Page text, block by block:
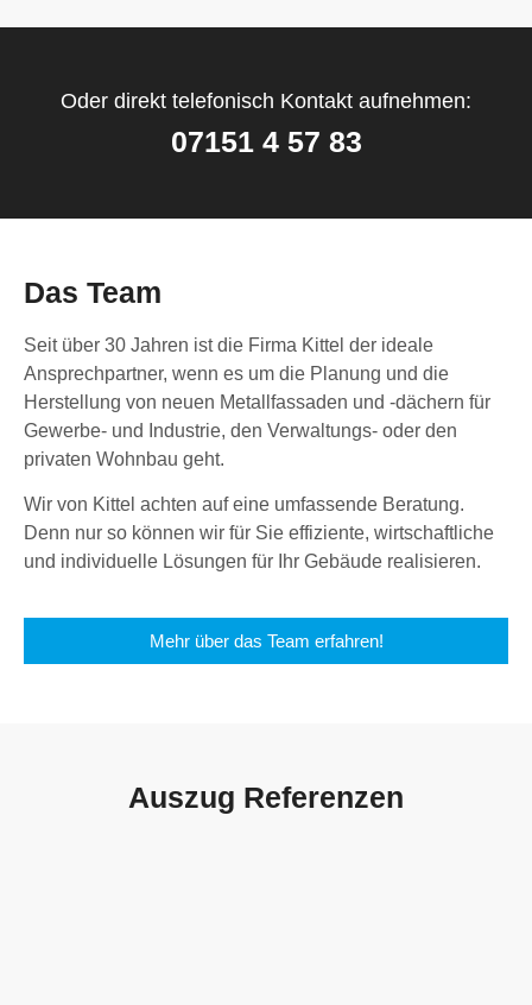
Oder direkt telefonisch Kontakt aufnehmen:
07151 4 57 83
Das Team
Seit über 30 Jahren ist die Firma Kittel der ideale
Ansprechpartner, wenn es um die Planung und die
Herstellung von neuen Metallfassaden und -dächern für
Gewerbe- und Industrie, den Verwaltungs- oder den
privaten Wohnbau geht.
Wir von Kittel achten auf eine umfassende Beratung.
Denn nur so können wir für Sie effiziente, wirtschaftliche
und individuelle Lösungen für Ihr Gebäude realisieren.
Mehr über das Team erfahren!
Auszug Referenzen